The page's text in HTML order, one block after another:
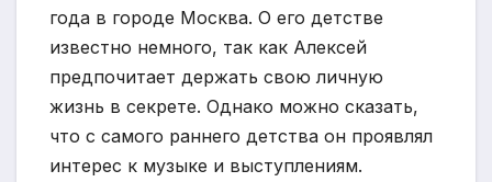
года в городе Москва. О его детстве
известно немного, так как Алексей
предпочитает держать свою личную
жизнь в секрете. Однако можно сказать,
что с самого раннего детства он проявлял
интерес к музыке и выступлениям.